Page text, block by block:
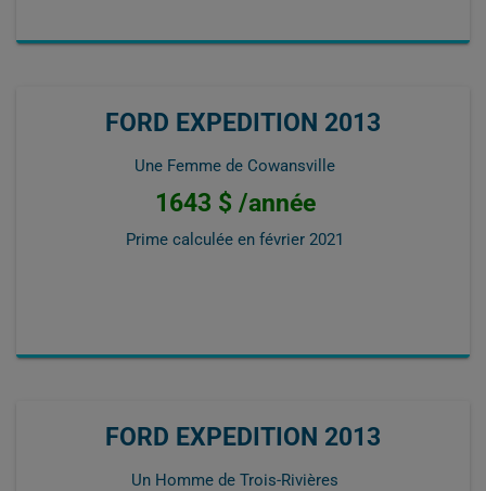
FORD EXPEDITION 2013
Une Femme de Cowansville
1643 $ /année
Prime calculée en février 2021
FORD EXPEDITION 2013
Un Homme de Trois-Rivières